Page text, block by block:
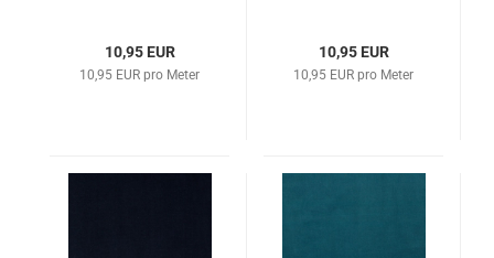
10,95 EUR
10,95 EUR pro Meter
10,95 EUR
10,95 EUR pro Meter